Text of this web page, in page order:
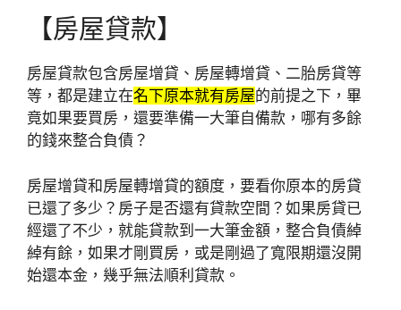
【房屋貸款】
房屋貸款包含房屋增貸、房屋轉增貸、二胎房貸等
等，都是建立在名下原本就有房屋的前提之下，畢
竟如果要買房，還要準備一大筆自備款，哪有多餘
的錢來整合負債？
房屋增貸和房屋轉增貸的額度，要看你原本的房貸
已還了多少？房子是否還有貸款空間？如果房貸已
經還了不少，就能貸款到一大筆金額，整合負債綽
綽有餘，如果才剛買房，或是剛過了寬限期還沒開
始還本金，幾乎無法順利貸款。